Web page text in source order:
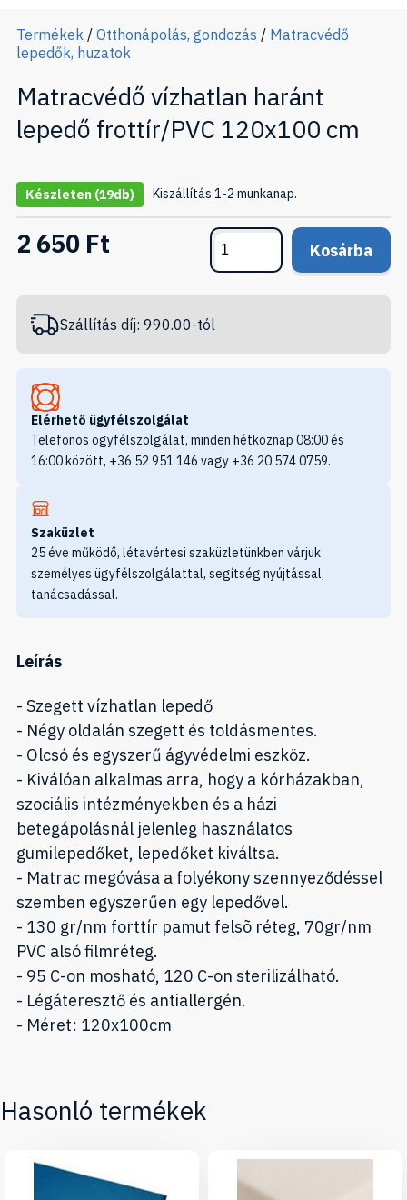
Termékek / Otthonápolás, gondozás / Matracvédő
lepedők, huzatok
Matracvédő vízhatlan haránt
lepedő frottír/PVC 120x100 cm
Készleten (19db) Kiszállítás 1-2 munkanap.
2 650 Ft Kosárba
Szállítás díj: 990.00-tól
Elérhető ügyfélszolgálat
Telefonos ögyfélszolgálat, minden hétköznap 08:00 és
16:00 között, +36 52 951 146 vagy +36 20 574 0759.
Szaküzlet
25 éve működő, létavértesi szaküzletünkben várjuk
személyes ügyfélszolgálattal, segítség nyújtással,
tanácsadással.
Leírás
- Szegett vízhatlan lepedő
- Négy oldalán szegett és toldásmentes.
- Olcsó és egyszerű ágyvédelmi eszköz.
- Kiválóan alkalmas arra, hogy a kórházakban,
szociális intézményekben és a házi
betegápolásnál jelenleg használatos
gumilepedőket, lepedőket kiváltsa.
- Matrac megóvása a folyékony szennyeződéssel
szemben egyszerűen egy lepedővel.
- 130 gr/nm forttír pamut felsõ réteg, 70gr/nm
PVC alsó filmréteg.
- 95 C-on mosható, 120 C-on sterilizálható.
- Légáteresztő és antiallergén.
- Méret: 120x100cm
Hasonló termékek